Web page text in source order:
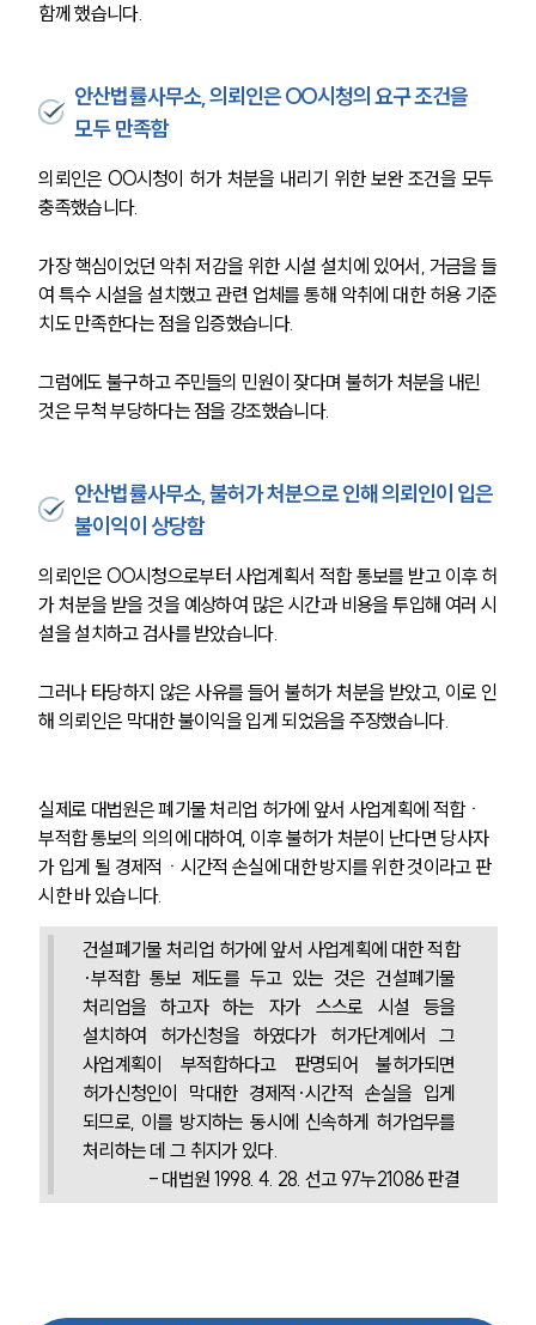
함께 했습니다.
안산법률사무소, 의뢰인은 OO시청의 요구 조건을
모두 만족함
의뢰인은 OO시청이 허가 처분을 내리기 위한 보완 조건을 모두
충족했습니다.
가장 핵심이었던 악취 저감을 위한 시설 설치에 있어서, 거금을 들
여 특수 시설을 설치했고 관련 업체를 통해 악취에 대한 허용 기준
치도 만족한다는 점을 입증했습니다.
그럼에도 불구하고 주민들의 민원이 잦다며 불허가 처분을 내린
것은 무척 부당하다는 점을 강조했습니다.
안산법률사무소, 불허가 처분으로 인해 의뢰인이 입은
불이익이 상당함
의뢰인은 OO시청으로부터 사업계획서 적합 통보를 받고 이후 허
가 처분을 받을 것을 예상하여 많은 시간과 비용을 투입해 여러 시
설을 설치하고 검사를 받았습니다.
그러나 타당하지 않은 사유를 들어 불허가 처분을 받았고, 이로 인
해 의뢰인은 막대한 불이익을 입게 되었음을 주장했습니다.
실제로 대법원은 폐기물 처리업 허가에 앞서 사업계획에 적합ㆍ
부적합 통보의 의의에 대하여, 이후 불허가 처분이 난다면 당사자
가 입게 될 경제적ㆍ시간적 손실에 대한 방지를 위한 것이라고 판
시한 바 있습니다.
건설폐기물 처리업 허가에 앞서 사업계획에 대한 적합
·부적합 통보 제도를 두고 있는 것은 건설폐기물
처리업을 하고자 하는 자가 스스로 시설 등을
설치하여 허가신청을 하였다가 허가단계에서 그
사업계획이 부적합하다고 판명되어 불허가되면
허가신청인이 막대한 경제적·시간적 손실을 입게
되므로, 이를 방지하는 동시에 신속하게 허가업무를
처리하는 데 그 취지가 있다.
- 대법원 1998. 4. 28. 선고 97누21086 판결